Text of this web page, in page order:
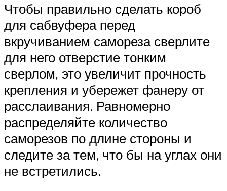
Чтобы правильно сделать короб
для сабвуфера перед
вкручиванием самореза сверлите
для него отверстие тонким
сверлом, это увеличит прочность
крепления и убережет фанеру от
расслаивания. Равномерно
распределяйте количество
саморезов по длине стороны и
следите за тем, что бы на углах они
не встретились.